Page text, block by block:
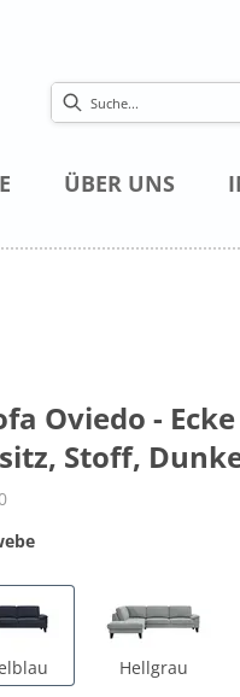
ÜBER UNS
Oviedo -
Stoff,
Hellgrau